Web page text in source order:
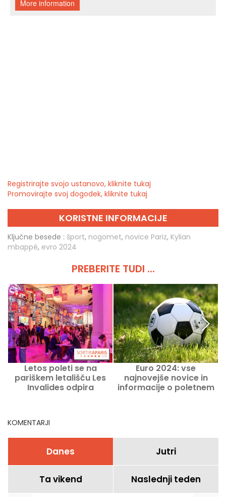
Registrirajte svojo ustanovo, kliknite tukaj
Promovirajte svoj dogodek, kliknite tukaj
KORISTNE INFORMACIJE
Ključne besede : šport, nogomet, novice Pariz, Kylian
mbappé, evro 2024
PREBERITE TUDI ...
Letos poleti se na
pariškem letališču Les
Invalides odpira
Euro 2024: vse
najnovejše novice in
informacije o poletnem
KOMENTARJI
Danes Jutri
Ta vikend Naslednji teden